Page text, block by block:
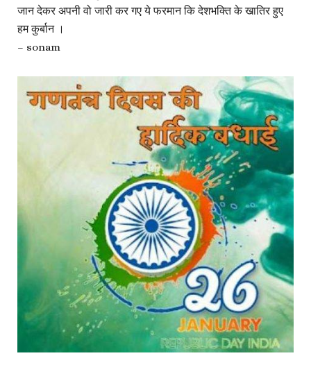
जान देकर अपनी वो जारी कर गए ये फरमान कि देशभक्ति के खातिर हुए
हम कुर्बान ।
– sonam